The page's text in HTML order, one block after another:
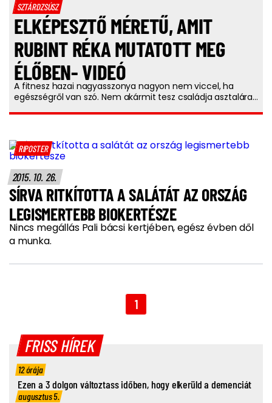
SZTÁRDZSÚSZ
ELKÉPESZTŐ MÉRETŰ, AMIT
RUBINT RÉKA MUTATOTT MEG
ÉLŐBEN- VIDEÓ
A fitnesz hazai nagyasszonya nagyon nem viccel, ha
egészségről van szó. Nem akármit tesz családja asztalára...
RIPOSTER
2015. 10. 26.
SÍRVA RITKÍTOTTA A SALÁTÁT AZ ORSZÁG
LEGISMERTEBB BIOKERTÉSZE
Nincs megállás Pali bácsi kertjében, egész évben dől
a munka.
1
FRISS HÍREK
12 órája
Ezen a 3 dolgon változtass időben, hogy elkerüld a demenciát
augusztus 5.